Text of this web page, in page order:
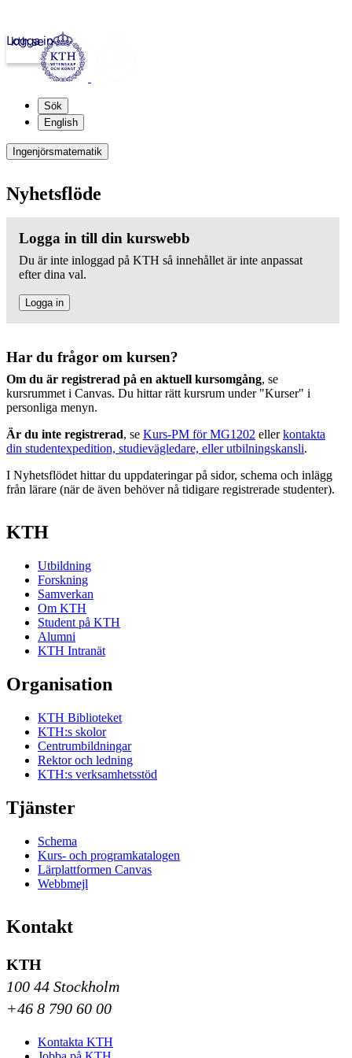
kth.se
Logga in
Sök
English
Ingenjörsmatematik
Nyhetsflöde
Logga in till din kurswebb
Du är inte inloggad på KTH så innehållet är inte anpassat
efter dina val.
Logga in
Har du frågor om kursen?
Om du är registrerad på en aktuell kursomgång, se
kursrummet i Canvas. Du hittar rätt kursrum under "Kurser" i
personliga menyn.
Är du inte registrerad, se Kurs-PM för MG1202 ellerkontakta
din studentexpedition, studievägledare, eller utbilningskansli.
I Nyhetsflödet hittar du uppdateringar på sidor, schema och inlägg
från lärare (när de även behöver nå tidigare registrerade studenter).
KTH
Utbildning
Forskning
Samverkan
Om KTH
Student på KTH
Alumni
KTH Intranät
Organisation
KTH Biblioteket
KTH:s skolor
Centrumbildningar
Rektor och ledning
KTH:s verksamhetsstöd
Tjänster
Schema
Kurs- och programkatalogen
Lärplattformen Canvas
Webbmejl
Kontakt
KTH
100 44 Stockholm
+46 8 790 60 00
Kontakta KTH